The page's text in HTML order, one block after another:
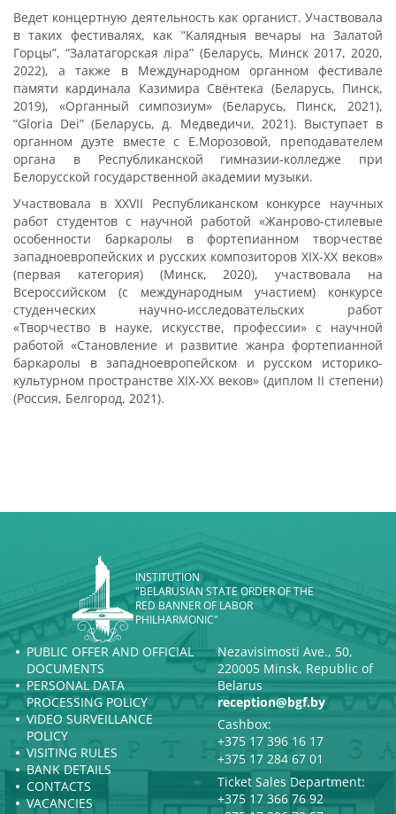
Ведет концертную деятельность как органист. Участвовала
в таких фестивалях, как “Калядныя вечары на Залатой
Горцы”, “Залатагорская ліра” (Беларусь, Минск 2017, 2020,
2022), а также в Международном органном фестивале
памяти кардинала Казимира Свёнтека (Беларусь, Пинск,
2019), «Органный симпозиум» (Беларусь, Пинск, 2021),
“Gloria Dei” (Беларусь, д. Медведичи, 2021). Выступает в
органном дуэте вместе с Е.Морозовой, преподавателем
органа в Республиканской гимназии-колледже при
Белорусской государственной академии музыки.
Участвовала в XXVII Республиканском конкурсе научных
работ студентов с научной работой «Жанрово-стилевые
особенности баркаролы в фортепианном творчестве
западноевропейских и русских композиторов XIX-XX веков»
(первая категория) (Минск, 2020), участвовала на
Всероссийском (с международным участием) конкурсе
студенческих научно-исследовательских работ
«Творчество в науке, искусстве, профессии» с научной
работой «Становление и развитие жанра фортепианной
баркаролы в западноевропейском и русском историко-
культурном пространстве XIX-XX веков» (диплом II степени)
(Россия, Белгород, 2021).
INSTITUTION
"BELARUSIAN STATE ORDER OF THE
RED BANNER OF LABOR
PHILHARMONIC"
PUBLIC OFFER AND OFFICIAL
DOCUMENTS
PERSONAL DATA
PROCESSING POLICY
VIDEO SURVEILLANCE
POLICY
VISITING RULES
BANK DETAILS
CONTACTS
VACANCIES
Nezavisimosti Ave., 50,
220005 Minsk, Republic of
Belarus
reception@bgf.by
Cashbox:
+375 17 396 16 17
+375 17 284 67 01
Ticket Sales Department:
+375 17 366 76 92